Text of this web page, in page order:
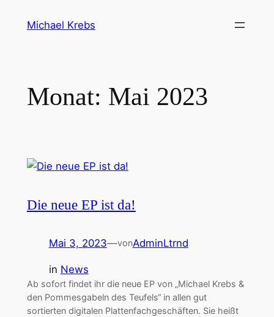
Michael Krebs
Monat: Mai 2023
Die neue EP ist da!
Mai 3, 2023—vonAdminLtrnd
in News
Ab sofort findet ihr die neue EP von „Michael Krebs &
den Pommesgabeln des Teufels“ in allen gut
sortierten digitalen Plattenfachgeschäften. Sie heißt